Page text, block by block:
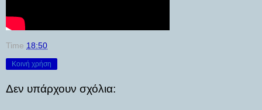
Time 18:50
Κοινή χρήση
Δεν υπάρχουν σχόλια: